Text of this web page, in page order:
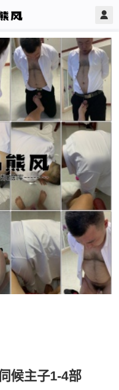
候主子1-4部